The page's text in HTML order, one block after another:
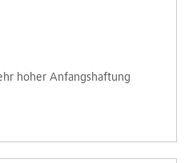
hoher Anfangshaftung